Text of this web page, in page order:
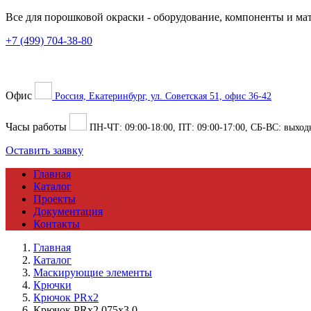
Все для порошковой окраски - оборудование, компоненты и
+7 (499) 704-38-80
Офис Россия, Екатеринбург, ул. Советская 51, офис 36-42
Часы работы ПН-ЧТ: 09:00-18:00 , ПТ: 09:00-17:00 , СБ-ВС:
Оставить заявку
Главная
Каталог
Проекты
Документация
Контакты
Главная
Каталог
Маскирующие элементы
Крючки
Крючок PRx2